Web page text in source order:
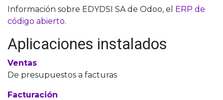
Información sobre EDYDSI SA de Odoo, el ERP de
código abierto.
Aplicaciones instalados
Ventas
De presupuestos a facturas
Facturación